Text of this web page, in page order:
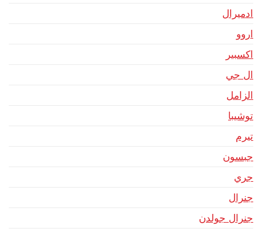
ادميرال
اروو
اكسبير
ال جي
الزامل
توشيبا
تيرم
جبسون
جري
جنرال
جنرال جولدن